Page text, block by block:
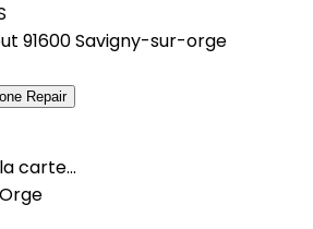
91600 Savigny-sur-orge
Repair
carte...